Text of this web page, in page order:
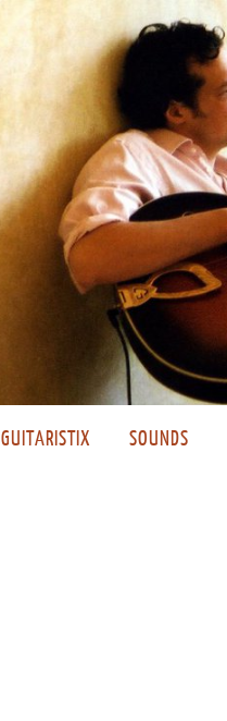
GUITARISTIX SOUNDS